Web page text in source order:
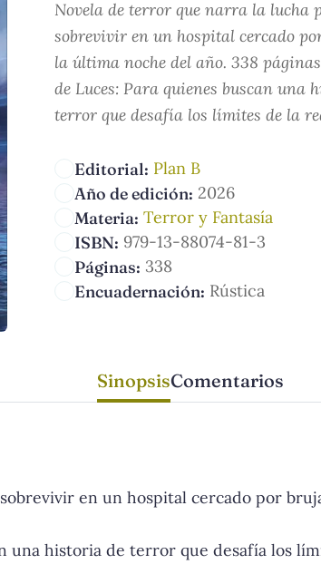
Novela de terror que narra la lucha
sobrevivir en un hospital cercado
la última noche del año. 338
de Luces: Para quienes buscan una
terror que desafía los límites de la
Editorial: Plan B
Año de edición: 2026
Materia: Terror y Fantasía
ISBN: 979-13-88074-81-3
Páginas: 338
Encuadernación: Rústica
SinopsisComentarios
en un hospital cercado por
una historia de terror que desafía los